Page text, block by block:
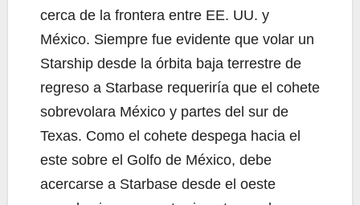
cerca de la frontera entre EE. UU. y
México. Siempre fue evidente que volar un
Starship desde la órbita baja terrestre de
regreso a Starbase requeriría que el cohete
sobrevolara México y partes del sur de
Texas. Como el cohete despega hacia el
este sobre el Golfo de México, debe
acercarse a Starbase desde el oeste